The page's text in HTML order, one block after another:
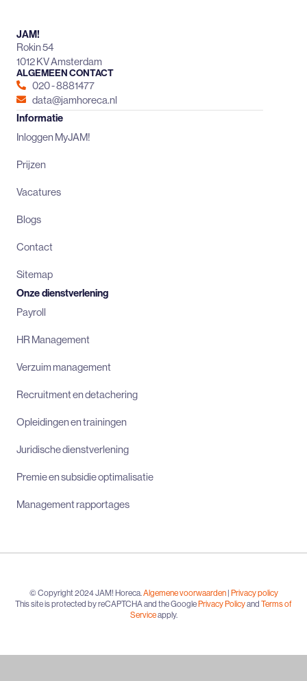
JAM!
Rokin 54
1012 KV Amsterdam
ALGEMEEN CONTACT
020 - 8881477
data@jamhoreca.nl
Informatie
Inloggen MyJAM!
Prijzen
Vacatures
Blogs
Contact
Sitemap
Onze dienstverlening
Payroll
HR Management
Verzuim management
Recruitment en detachering
Opleidingen en trainingen
Juridische dienstverlening
Premie en subsidie optimalisatie
Management rapportages
© Copyright 2024 JAM! Horeca.Algemene voorwaarden| Privacy policy
This site is protected by reCAPTCHA and the GooglePrivacy Policyand Terms of
Serviceapply.